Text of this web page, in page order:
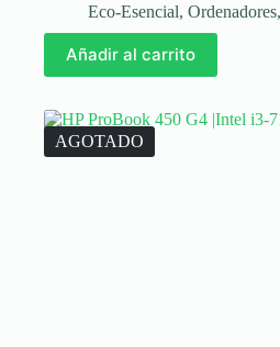
Eco-Esencial, Ordenadores,
Añadir al carrito
AGOTADO